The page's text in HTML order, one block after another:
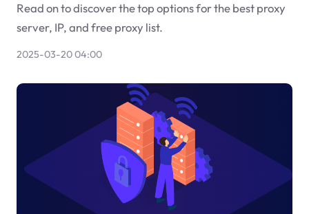
Read on to discover the top options for the best proxy
server, IP, and free proxy list.
2025-03-20 04:00